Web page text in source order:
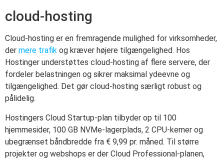
cloud-hosting
Cloud-hosting er en fremragende mulighed for virksomheder,
der mere trafik og kræver højere tilgængelighed. Hos
Hostinger understøttes cloud-hosting af flere servere, der
fordeler belastningen og sikrer maksimal ydeevne og
tilgængelighed. Det gør cloud-hosting særligt robust og
pålidelig.
Hostingers Cloud Startup-plan tilbyder op til 100
hjemmesider, 100 GB NVMe-lagerplads, 2 CPU-kerner og
ubegrænset båndbredde fra € 9,99 pr. måned. Til større
projekter og webshops er der Cloud Professional-planen,